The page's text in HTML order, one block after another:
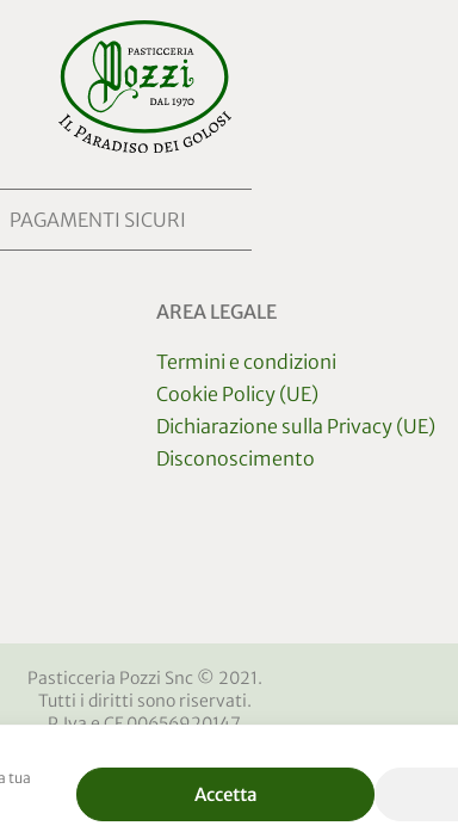
tua
Accetta
PAGAMENTI SICURI
AREA LEGALE
Termini e condizioni
Cookie Policy (UE)
Dichiarazione sulla Privacy (UE)
Disconoscimento
Pasticceria Pozzi Snc © 2021.
Tutti i diritti sono riservati.
P.Iva e CF 00656920147
+39 0342 901492
info@pasticceriapozzi.it